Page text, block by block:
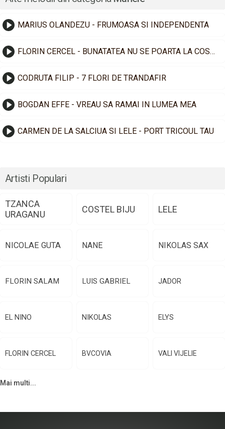
MARIUS OLANDEZU - FRUMOASA SI INDEPENDENTA
FLORIN CERCEL - BUNATATEA NU SE POARTA LA COSTUM
CODRUTA FILIP - 7 FLORI DE TRANDAFIR
BOGDAN EFFE - VREAU SA RAMAI IN LUMEA MEA
CARMEN DE LA SALCIUA SI LELE - PORT TRICOUL TAU
Artisti Populari
TZANCA
URAGANU
COSTEL BIJU LELE
NICOLAE GUTA NANE NIKOLAS SAX
FLORIN SALAM LUIS GABRIEL JADOR
EL NINO NIKOLAS ELYS
FLORIN CERCEL BVCOVIA VALI VIJELIE
Mai multi...